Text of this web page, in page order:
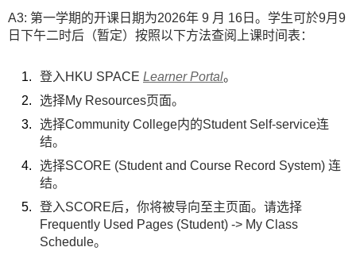
A3: 第一学期的开课日期为2026年 9 月 16日。学生可於9月9
日下午二时后（暂定）按照以下方法查阅上课时间表：
登入HKU SPACE Learner Portal。
选择My Resources页面。
选择Community College内的Student Self-service连
结。
选择SCORE (Student and Course Record System) 连
结。
登入SCORE后，你将被导向至主页面。请选择
Frequently Used Pages (Student) -> My Class
Schedule。